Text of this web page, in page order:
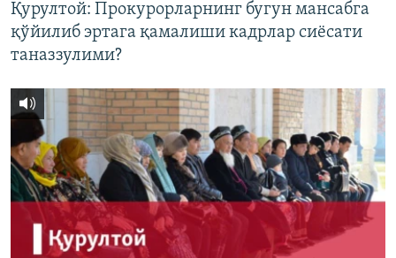
Қурултой: Прокурорларнинг бугун мансабга
қўйилиб эртага қамалиши кадрлар сиëсати
таназзулими?